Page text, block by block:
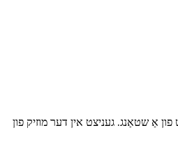
אַ שטאַנג. געניצט אין דער מוזיק פון